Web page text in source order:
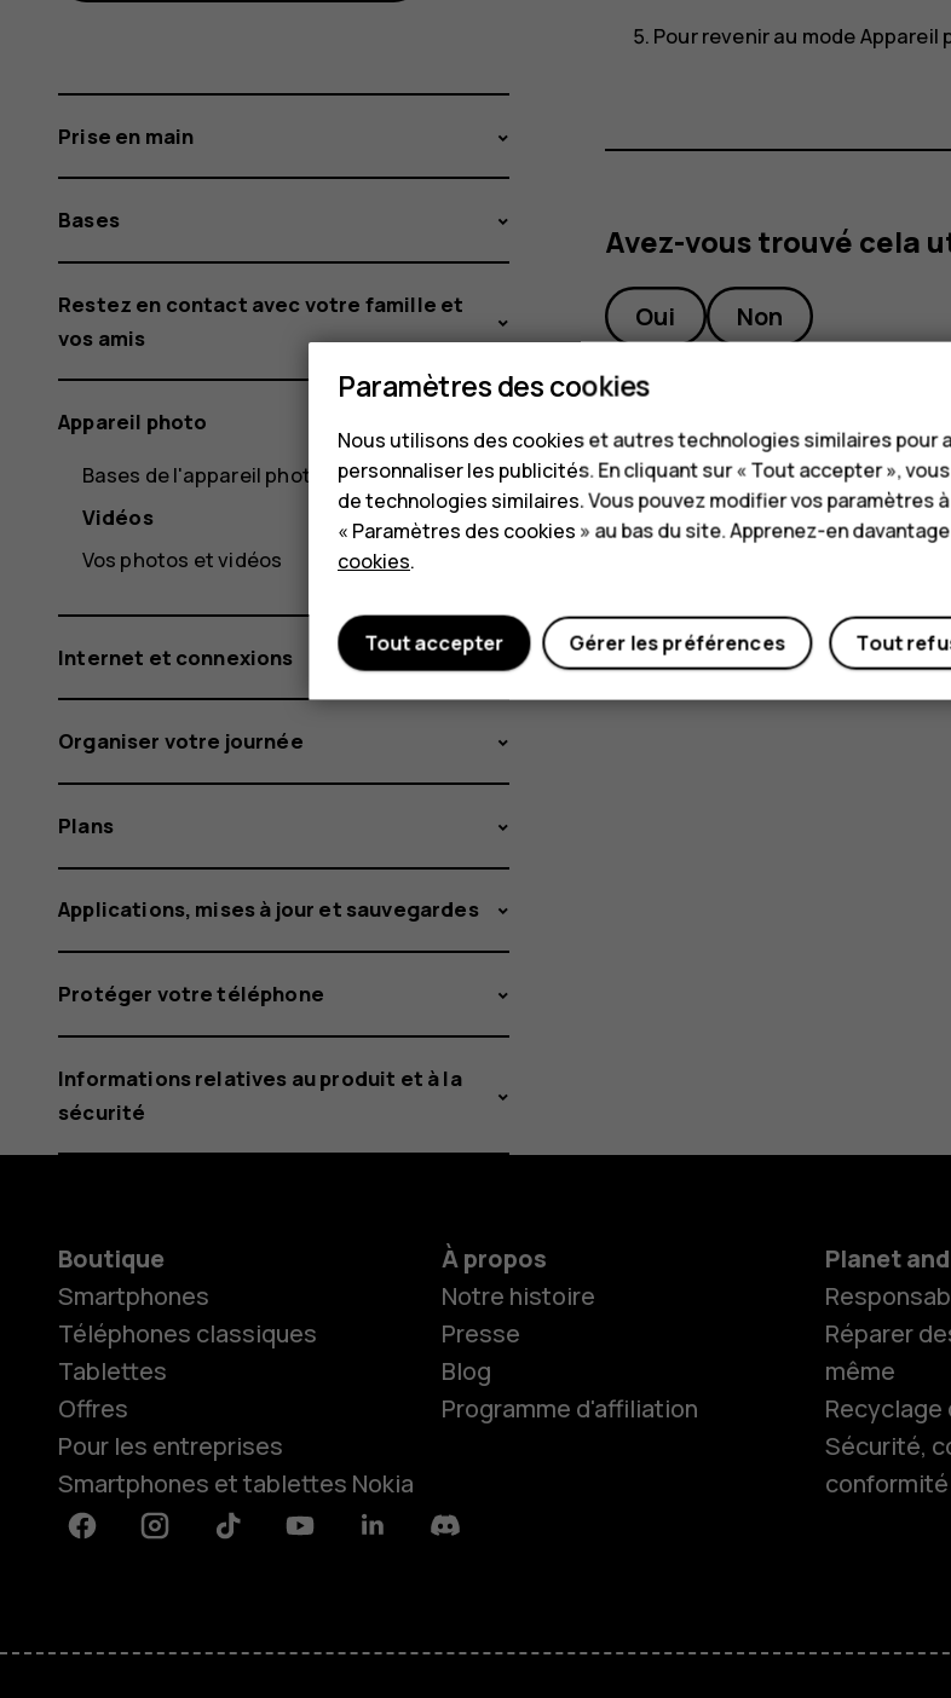
Pour revenir au mode
Avez-vous trouvé cela
Oui Non
Prise en main
Bases
Restez en contact avec votre famille et
vos amis
Appareil photo
Bases de l'appareil photo
Vidéos
Vos photos et vidéos
Internet et connexions
Organiser votre journée
Plans
Applications, mises à jour et sauvegardes
Protéger votre téléphone
Informations relatives au produit et à la
sécurité
Boutique
Smartphones
Téléphones classiques
Tablettes
Offres
Pour les entreprises
Smartphones et tablettes Nokia
À propos
Notre histoire
Presse
Blog
Programme d'affiliation
Planet
Réparer
même
Recyclage
Sécurité,
conformité
FacebookInstagramTiktok YoutubeLinkedinDiscord
Paramètres des cookies
Nous utilisons des cookies et autres technologies similaires pour
personnaliser les publicités. En cliquant sur « Tout accepter »,
de technologies similaires. Vous pouvez modifier vos paramètres
« Paramètres des cookies » au bas du site. Apprenez-en
cookies.
Tout
Gérer les préférences
Tout accepter